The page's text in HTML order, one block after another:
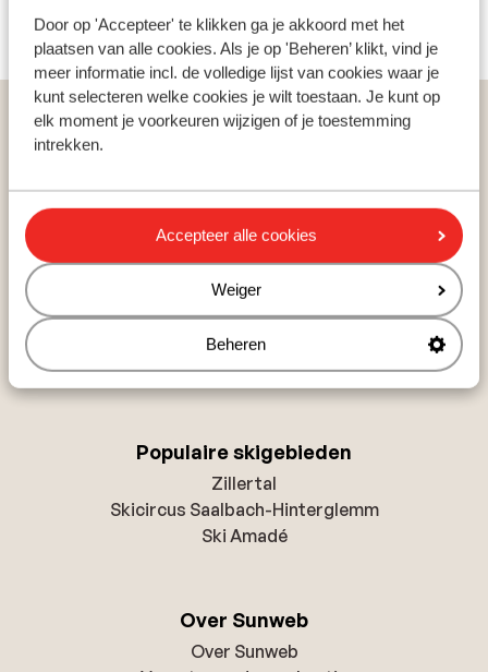
Door op 'Accepteer' te klikken ga je akkoord met het
plaatsen van alle cookies. Als je op 'Beheren’ klikt, vind je
meer informatie incl. de volledige lijst van cookies waar je
kunt selecteren welke cookies je wilt toestaan. Je kunt op
elk moment je voorkeuren wijzigen of je toestemming
intrekken.
Accepteer alle cookies
Weiger
Beheren
Populaire wintersportlanden
Italië
Populaire wintersportbestemmingen
Gerlos
Mayrhofen
Saalbach
Populaire skigebieden
Zillertal
Skicircus Saalbach-Hinterglemm
Ski Amadé
Over Sunweb
Over Sunweb